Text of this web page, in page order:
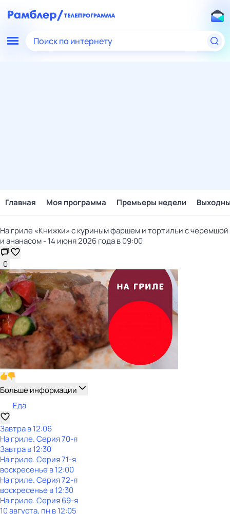
Поиск по интернету
Главная Моя программа Премьеры недели
На гриле «Книжки» с куриным фаршем и тортильи с черемшой
и ананасом - 14 июня 2026 года в 09:00
0
Больше информации
Еда
Завтра в 12:06
На гриле. Серия 70-я
Завтра в 12:30
На гриле. Серия 71-я
воскресенье в12:00
На гриле. Серия 72-я
воскресенье в12:30
На гриле. Серия 69-я
10 августа, пн в 12:05